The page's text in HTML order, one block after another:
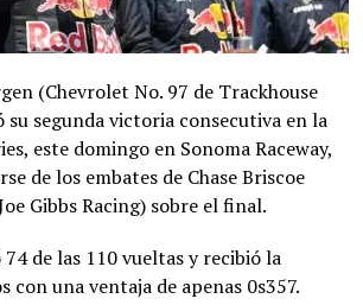
(Chevrolet No. 97 de Trackhouse
su segunda victoria consecutiva en la
este domingo en Sonoma Raceway,
de los embates de Chase Briscoe
Gibbs Racing) sobre el final.
de las 110 vueltas y recibió la
con una ventaja de apenas 0s357.